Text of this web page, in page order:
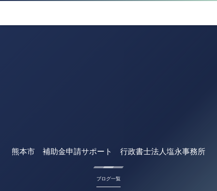
熊本市 補助金申請サポート 行政書士法人塩永事務所
ブログ一覧